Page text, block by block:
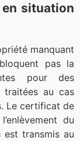
situation
manquant
pas la
pour des
traitées au cas
Le certificat de
du
transmis au